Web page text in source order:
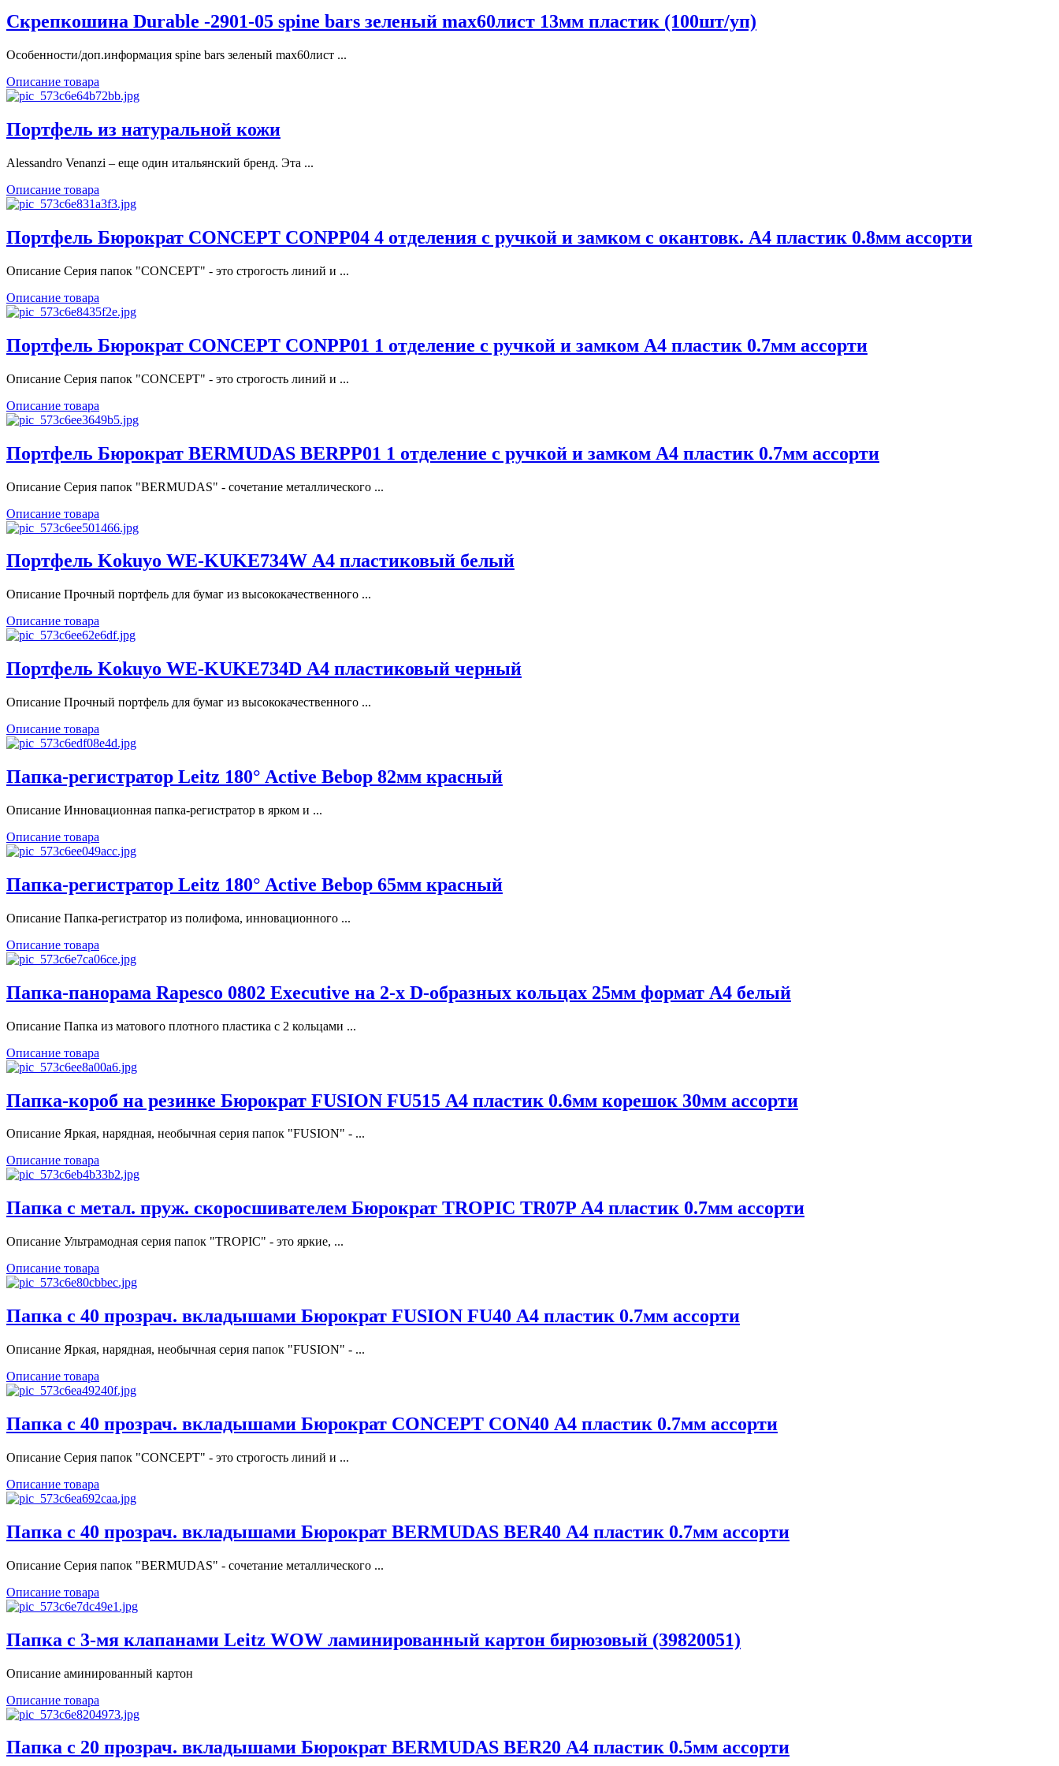
Скрепкошина Durable -2901-05 spine bars зеленый max60лист 13мм пластик (100шт/уп)
Особенности/доп.информация spine bars зеленый max60лист ...
Описание товара
Портфель из натуральной кожи
Alessandro Venanzi – еще один итальянский бренд. Эта ...
Описание товара
Портфель Бюрократ CONCEPT CONPP04 4 отделения с ручкой и замком с окантовк. А4 пластик 0.8мм ассорти
Описание Серия папок "CONCEPT" - это строгость линий и ...
Описание товара
Портфель Бюрократ CONCEPT CONPP01 1 отделение с ручкой и замком А4 пластик 0.7мм ассорти
Описание Серия папок "CONCEPT" - это строгость линий и ...
Описание товара
Портфель Бюрократ BERMUDAS BERPP01 1 отделение с ручкой и замком А4 пластик 0.7мм ассорти
Описание Серия папок "BERMUDAS" - сочетание металлического ...
Описание товара
Портфель Kokuyo WE-KUKE734W А4 пластиковый белый
Описание Прочный портфель для бумаг из высококачественного ...
Описание товара
Портфель Kokuyo WE-KUKE734D А4 пластиковый черный
Описание Прочный портфель для бумаг из высококачественного ...
Описание товара
Папка-регистратор Leitz 180° Active Bebop 82мм красный
Описание Инновационная папка-регистратор в ярком и ...
Описание товара
Папка-регистратор Leitz 180° Active Bebop 65мм красный
Описание Папка-регистратор из полифома, инновационного ...
Описание товара
Папка-панорама Rapesco 0802 Executive на 2-х D-образных кольцах 25мм формат А4 белый
Описание Папка из матового плотного пластика с 2 кольцами ...
Описание товара
Папка-короб на резинке Бюрократ FUSION FU515 А4 пластик 0.6мм корешок 30мм ассорти
Описание Яркая, нарядная, необычная серия папок "FUSION" - ...
Описание товара
Папка с метал. пруж. скоросшивателем Бюрократ TROPIC TR07P А4 пластик 0.7мм ассорти
Описание Ультрамодная серия папок "TROPIC" - это яркие, ...
Описание товара
Папка с 40 прозрач. вкладышами Бюрократ FUSION FU40 А4 пластик 0.7мм ассорти
Описание Яркая, нарядная, необычная серия папок "FUSION" - ...
Описание товара
Папка с 40 прозрач. вкладышами Бюрократ CONCEPT CON40 А4 пластик 0.7мм ассорти
Описание Серия папок "CONCEPT" - это строгость линий и ...
Описание товара
Папка с 40 прозрач. вкладышами Бюрократ BERMUDAS BER40 А4 пластик 0.7мм ассорти
Описание Серия папок "BERMUDAS" - сочетание металлического ...
Описание товара
Папка с 3-мя клапанами Leitz WOW ламинированный картон бирюзовый (39820051)
Описание аминированный картон
Описание товара
Папка с 20 прозрач. вкладышами Бюрократ BERMUDAS BER20 А4 пластик 0.5мм ассорти